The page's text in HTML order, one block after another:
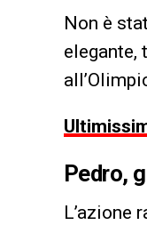
Non è
elegante,
Pedro,
L’azione